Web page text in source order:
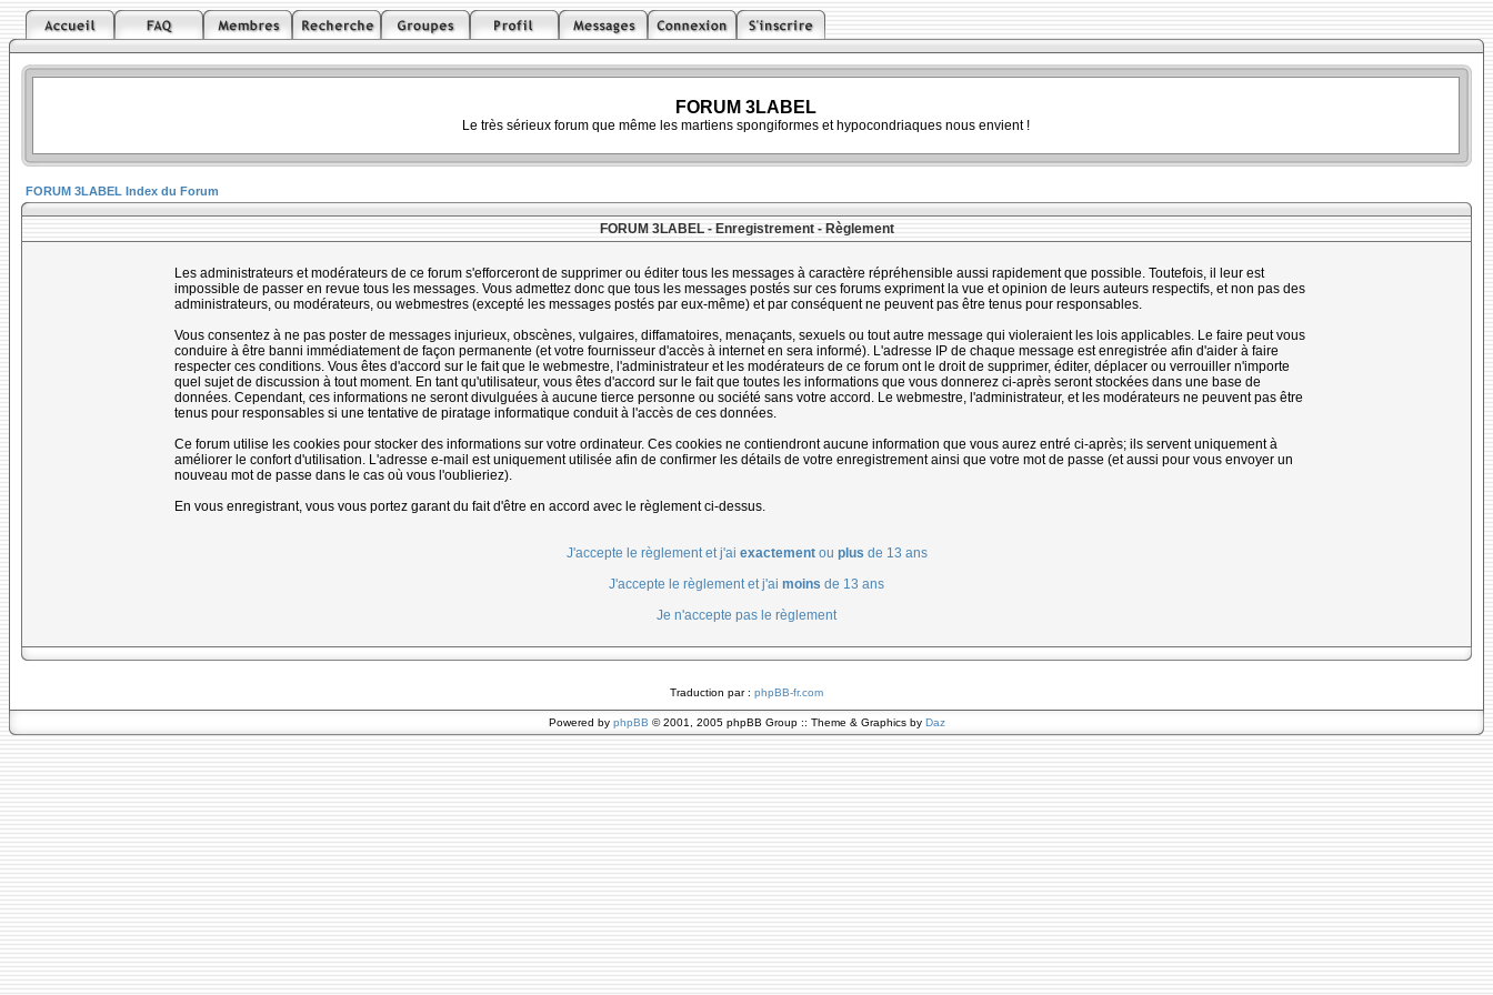
FORUM 3LABEL
Le très sérieux forum que même les martiens spongiformes et hypocondriaques nous envient !
FORUM 3LABEL Index du Forum
FORUM 3LABEL - Enregistrement - Règlement
Les administrateurs et modérateurs de ce forum s'efforceront de supprimer ou éditer tous les messages à caractère répréhensible aussi rapidement que possible. Toutefois, il leur est
impossible de passer en revue tous les messages. Vous admettez donc que tous les messages postés sur ces forums expriment la vue et opinion de leurs auteurs respectifs, et non pas des
administrateurs, ou modérateurs, ou webmestres (excepté les messages postés par eux-même) et par conséquent ne peuvent pas être tenus pour responsables.
Vous consentez à ne pas poster de messages injurieux, obscènes, vulgaires, diffamatoires, menaçants, sexuels ou tout autre message qui violeraient les lois applicables. Le faire peut vous
conduire à être banni immédiatement de façon permanente (et votre fournisseur d'accès à internet en sera informé). L'adresse IP de chaque message est enregistrée afin d'aider à faire
respecter ces conditions. Vous êtes d'accord sur le fait que le webmestre, l'administrateur et les modérateurs de ce forum ont le droit de supprimer, éditer, déplacer ou verrouiller n'importe
quel sujet de discussion à tout moment. En tant qu'utilisateur, vous êtes d'accord sur le fait que toutes les informations que vous donnerez ci-après seront stockées dans une base de
données. Cependant, ces informations ne seront divulguées à aucune tierce personne ou société sans votre accord. Le webmestre, l'administrateur, et les modérateurs ne peuvent pas être
tenus pour responsables si une tentative de piratage informatique conduit à l'accès de ces données.
Ce forum utilise les cookies pour stocker des informations sur votre ordinateur. Ces cookies ne contiendront aucune information que vous aurez entré ci-après; ils servent uniquement à
améliorer le confort d'utilisation. L'adresse e-mail est uniquement utilisée afin de confirmer les détails de votre enregistrement ainsi que votre mot de passe (et aussi pour vous envoyer un
nouveau mot de passe dans le cas où vous l'oublieriez).
En vous enregistrant, vous vous portez garant du fait d'être en accord avec le règlement ci-dessus.
J'accepte le règlement et j'ai exactementou plus de 13 ans
J'accepte le règlement et j'ai moins de 13 ans
Je n'accepte pas le règlement
Traduction par : phpBB-fr.com
Powered by phpBB © 2001, 2005 phpBB Group :: Theme & Graphics by Daz